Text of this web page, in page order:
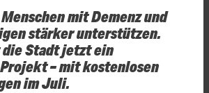
mit Demenz und
stärker unterstützen.
Stadt jetzt ein
– mit kostenlosen
im Juli.